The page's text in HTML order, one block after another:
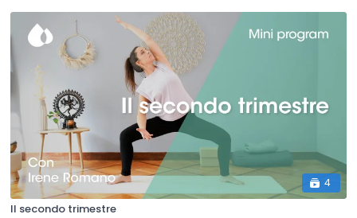
4
Il secondo trimestre